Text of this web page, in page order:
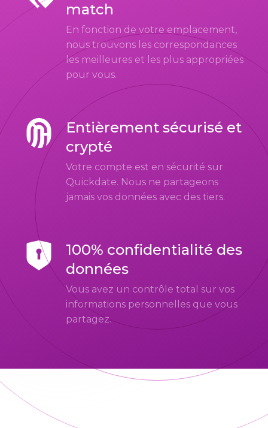
match
En fonction de votre emplacement,
nous trouvons les correspondances
les meilleures et les plus appropriées
pour vous.
Entièrement sécurisé et
crypté
Votre compte est en sécurité sur
Quickdate. Nous ne partageons
jamais vos données avec des tiers.
100% confidentialité des
données
Vous avez un contrôle total sur vos
informations personnelles que vous
partagez.